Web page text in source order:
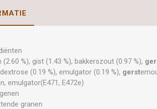
(2.60 %), gist (1.43 %), bakkerszout (0.97 %),
(0.19 %), emulgator (0.19 %), gerst
emulgator(E471, E472e)
granen